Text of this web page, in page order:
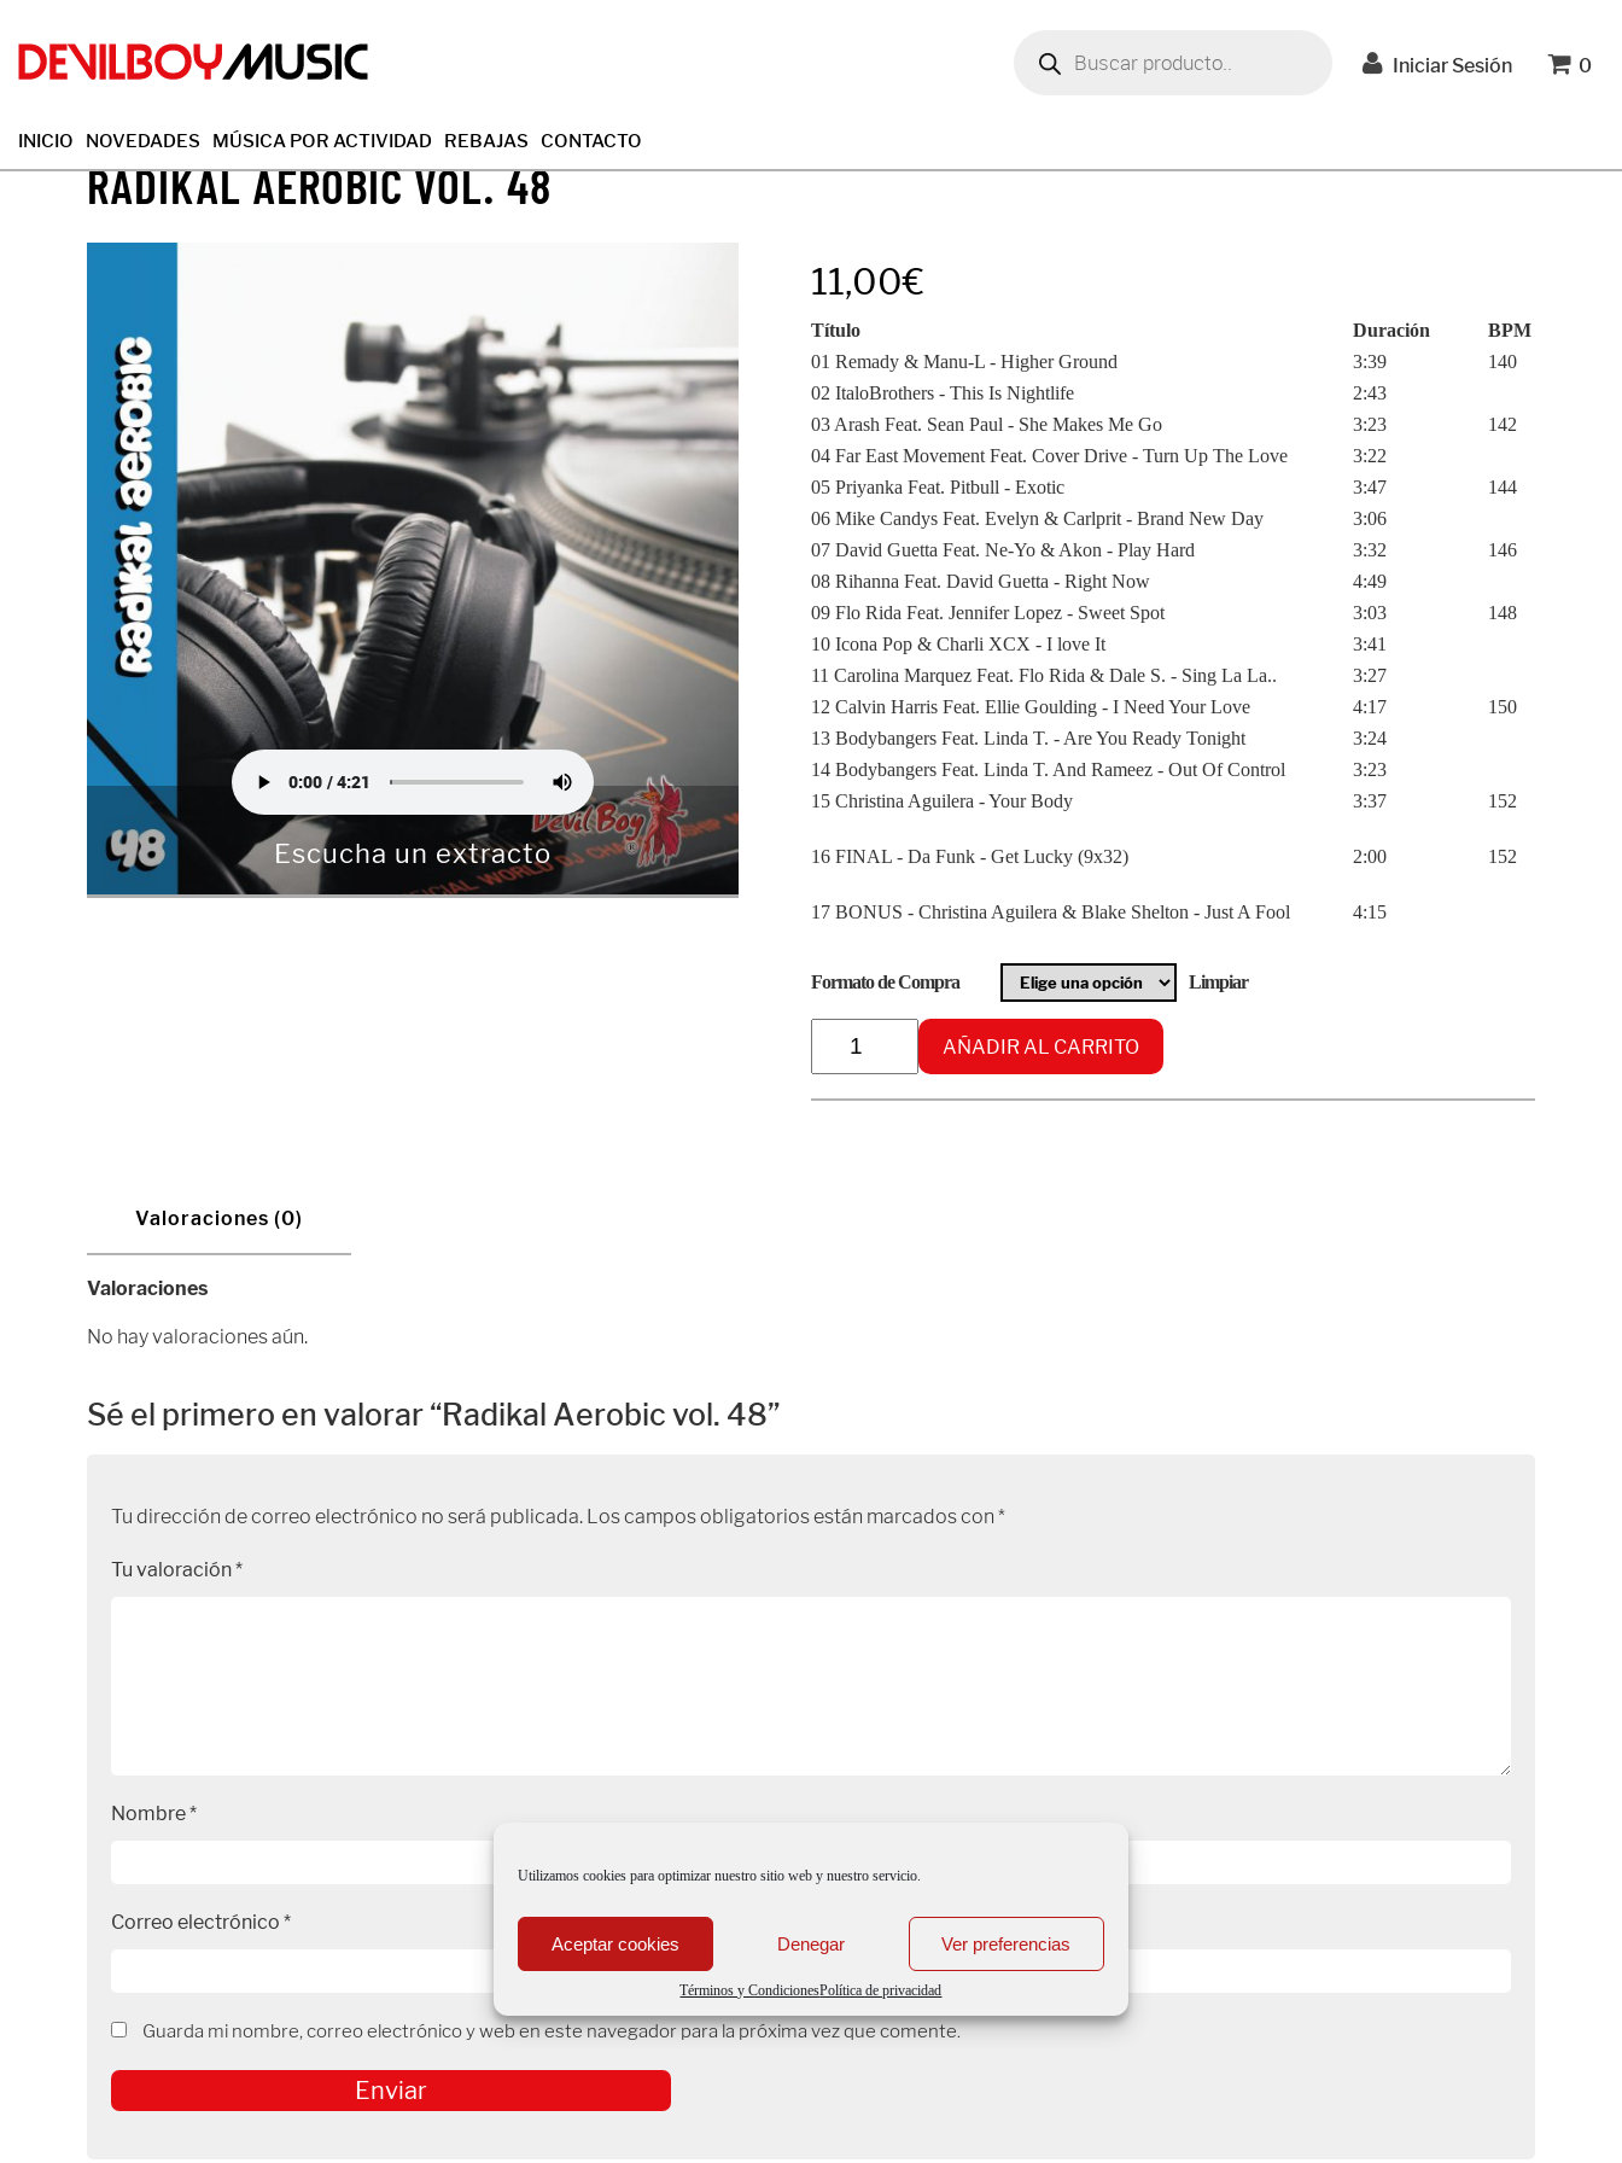
Utilizamos cookies para optimizar nuestro sitio web y nuestro servicio.
Aceptar cookies Denegar Ver preferencias
Términos y CondicionesPolítica de privacidad
INICIO NOVEDADES MÚSICA POR ACTIVIDAD REBAJAS CONTACTO
productos
Iniciar Sesión 0
RADIKAL AEROBIC VOL. 48
Escucha un extracto
11,00€
Título Duración
BPM
01 Remady & Manu-L - Higher Ground
3:39
140
02 ItaloBrothers - This Is Nightlife
2:43
03 Arash Feat. Sean Paul - She Makes Me Go
3:23
142
04 Far East Movement Feat. Cover Drive - Turn Up The Love
3:22
05 Priyanka Feat. Pitbull - Exotic
3:47
144
06 Mike Candys Feat. Evelyn & Carlprit - Brand New Day
3:06
07 David Guetta Feat. Ne-Yo & Akon - Play Hard
3:32
146
08 Rihanna Feat. David Guetta - Right Now
4:49
09 Flo Rida Feat. Jennifer Lopez - Sweet Spot
3:03
148
10 Icona Pop & Charli XCX - I love It
3:41
11 Carolina Marquez Feat. Flo Rida & Dale S. - Sing La La..
3:27
12 Calvin Harris Feat. Ellie Goulding - I Need Your Love
4:17
150
13 Bodybangers Feat. Linda T. - Are You Ready Tonight
3:24
14 Bodybangers Feat. Linda T. And Rameez - Out Of Control
3:23
15 Christina Aguilera - Your Body
3:37 152
16 FINAL - Da Funk - Get Lucky (9x32) 2:00 152
17 BONUS - Christina Aguilera & Blake Shelton - Just A Fool 4:15
Formato de Compra Limpiar
Radikal
Aerobic
cantidad
AÑADIR AL CARRITO
Valoraciones (0)
Valoraciones
No hay valoraciones aún.
Sé el primero en valorar “Radikal Aerobic vol. 48”
Tu dirección de correo electrónico no será publicada. Los campos obligatorios están marcados con *
Tu valoración*
Nombre*
Correo electrónico *
Guarda mi nombre, correo electrónico y web en este navegador para la próxima vez que comente.